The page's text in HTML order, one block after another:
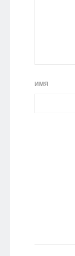
ИМЯ